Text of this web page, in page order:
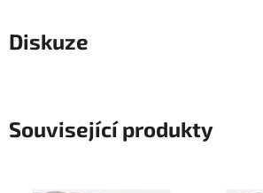
Diskuze
Související produkty